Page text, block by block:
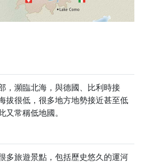
，瀕臨北海，與德國、比利時接
拔很低，很多地方地勢接近甚至低
又常稱低地國。
多旅遊景點，包括歷史悠久的運河